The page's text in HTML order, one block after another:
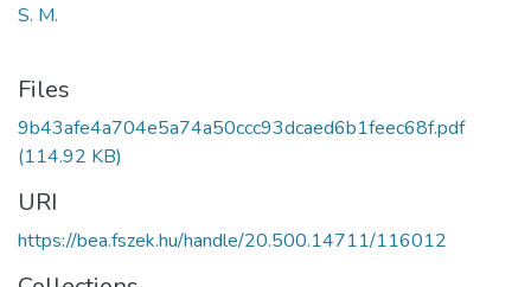
S. M.
Files
9b43afe4a704e5a74a50ccc93dcaed6b1feec68f.pdf
(114.92 KB)
URI
https://bea.fszek.hu/handle/20.500.14711/116012